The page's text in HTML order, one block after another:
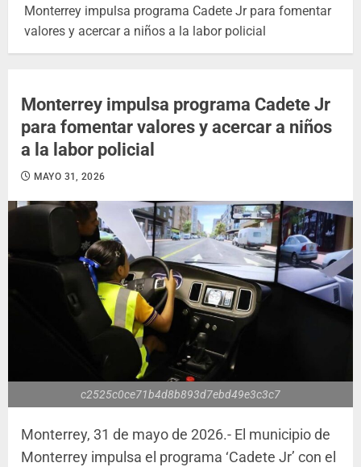
Monterrey impulsa programa Cadete Jr para fomentar
valores y acercar a niños a la labor policial
Monterrey impulsa programa Cadete Jr
para fomentar valores y acercar a niños
a la labor policial
MAYO 31, 2026
c2525c0ce71b4d8b893d7ebd49e3c3c7
Monterrey, 31 de mayo de 2026.- El municipio de
Monterrey impulsa el programa ‘Cadete Jr’ con el